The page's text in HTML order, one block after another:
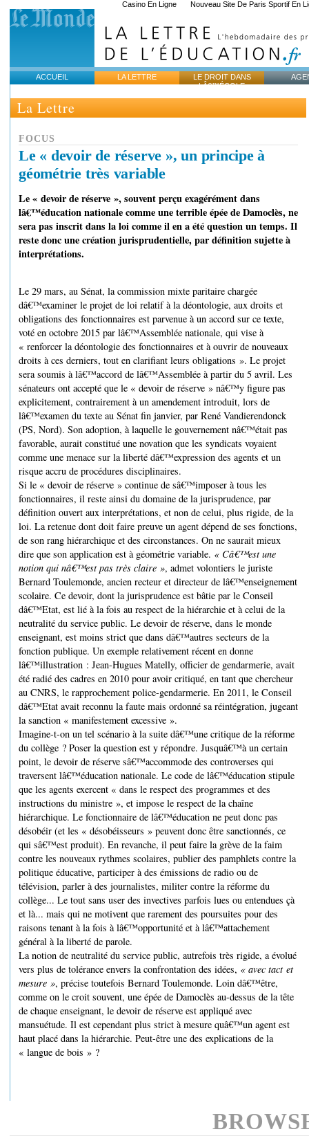
Casino En Ligne Nouveau Site De Paris Sportif En
ACCUEIL LA LETTRE
LE DROIT DANS
LÂ€™ÉCOLE
La Lettre
FOCUS
Le « devoir de réserve », un principe à
géométrie très variable
Le « devoir de réserve », souvent perçu exagérément dans
lâ€™éducation nationale comme une terrible épée de Damoclès, ne
sera pas inscrit dans la loi comme il en a été question un temps. Il
reste donc une création jurisprudentielle, par définition sujette à
interprétations.
Le 29 mars, au Sénat, la commission mixte paritaire chargée
dâ€™examiner le projet de loi relatif à la déontologie, aux droits et
obligations des fonctionnaires est parvenue à un accord sur ce texte,
voté en octobre 2015 par lâ€™Assemblée nationale, qui vise à
« renforcer la déontologie des fonctionnaires et à ouvrir de nouveaux
droits à ces derniers, tout en clarifiant leurs obligations ». Le projet
sera soumis à lâ€™accord de lâ€™Assemblée à partir du 5 avril. Les
sénateurs ont accepté que le « devoir de réserve » nâ€™y figure pas
explicitement, contrairement à un amendement introduit, lors de
lâ€™examen du texte au Sénat fin janvier, par René Vandierendonck
(PS, Nord). Son adoption, à laquelle le gouvernement nâ€™était pas
favorable, aurait constitué une novation que les syndicats voyaient
comme une menace sur la liberté dâ€™expression des agents et un
risque accru de procédures disciplinaires.
Si le « devoir de réserve » continue de sâ€™imposer à tous les
fonctionnaires, il reste ainsi du domaine de la jurisprudence, par
définition ouvert aux interprétations, et non de celui, plus rigide, de la
loi. La retenue dont doit faire preuve un agent dépend de ses fonctions,
de son rang hiérarchique et des circonstances. On ne saurait mieux
dire que son application est à géométrie variable. « Câ€™est une
notion qui nâ€™est pas très claire », admet volontiers le juriste
Bernard Toulemonde, ancien recteur et directeur de lâ€™enseignement
scolaire. Ce devoir, dont la jurisprudence est bâtie par le Conseil
dâ€™Etat, est lié à la fois au respect de la hiérarchie et à celui de la
neutralité du service public. Le devoir de réserve, dans le monde
enseignant, est moins strict que dans dâ€™autres secteurs de la
fonction publique. Un exemple relativement récent en donne
lâ€™illustration : Jean-Hugues Matelly, officier de gendarmerie, avait
été radié des cadres en 2010 pour avoir critiqué, en tant que chercheur
au CNRS, le rapprochement police-gendarmerie. En 2011, le Conseil
dâ€™Etat avait reconnu la faute mais ordonné sa réintégration, jugeant
la sanction « manifestement excessive ».
Imagine-t-on un tel scénario à la suite dâ€™une critique de la réforme
du collège ? Poser la question est y répondre. Jusquâ€™à un certain
point, le devoir de réserve sâ€™accommode des controverses qui
traversent lâ€™éducation nationale. Le code de lâ€™éducation stipule
que les agents exercent « dans le respect des programmes et des
instructions du ministre », et impose le respect de la chaîne
hiérarchique. Le fonctionnaire de lâ€™éducation ne peut donc pas
désobéir (et les « désobéisseurs » peuvent donc être sanctionnés, ce
qui sâ€™est produit). En revanche, il peut faire la grève de la faim
contre les nouveaux rythmes scolaires, publier des pamphlets contre la
politique éducative, participer à des émissions de radio ou de
télévision, parler à des journalistes, militer contre la réforme du
collège... Le tout sans user des invectives parfois lues ou entendues çà
et là... mais qui ne motivent que rarement des poursuites pour des
raisons tenant à la fois à lâ€™opportunité et à lâ€™attachement
général à la liberté de parole.
La notion de neutralité du service public, autrefois très rigide, a évolué
vers plus de tolérance envers la confrontation des idées, « avec tact et
mesure », précise toutefois Bernard Toulemonde. Loin dâ€™être,
comme on le croit souvent, une épée de Damoclès au-dessus de la tête
de chaque enseignant, le devoir de réserve est appliqué avec
mansuétude. Il est cependant plus strict à mesure quâ€™un agent est
haut placé dans la hiérarchie. Peut-être une des explications de la
« langue de bois » ?